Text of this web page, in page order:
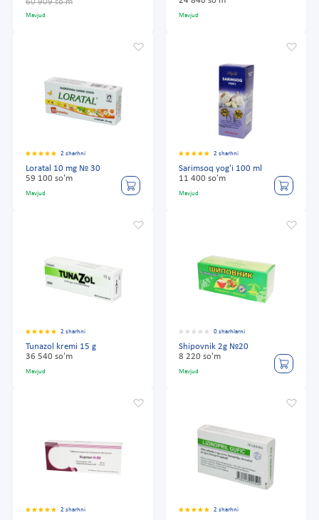
60 909 so'm
Mavjud Mavjud
2 sharhni
Loratal 10 mg № 30
59 100 so'm
Mavjud
2 sharhni
Sarimsoq yog'i 100 ml
11 400 so'm
Mavjud
2 sharhni
Tunazol kremi 15 g
36 540 so'm
Mavjud
0 sharhlarni
Shipovnik 2g №20
8 220 so'm
Mavjud
2 sharhni 2 sharhni